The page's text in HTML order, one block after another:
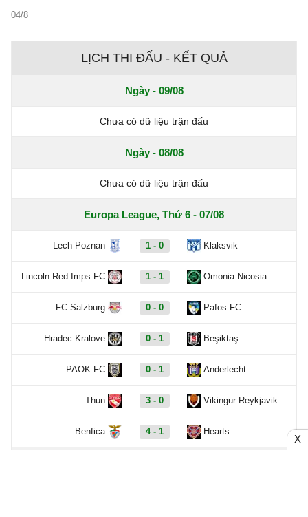
04/8
LỊCH THI ĐẤU - KẾT QUẢ
Ngày - 09/08
Chưa có dữ liệu trận đấu
Ngày - 08/08
Chưa có dữ liệu trận đấu
Europa League, Thứ 6 - 07/08
Lech Poznan 1 - 0 Klaksvik
Lincoln Red Imps FC 1 - 1 Omonia Nicosia
FC Salzburg 0 - 0 Pafos FC
Hradec Kralove 0 - 1 Beşiktaş
PAOK FC 0 - 1 Anderlecht
Thun 3 - 0 Vikingur Reykjavik
Benfica 4 - 1 Hearts
X